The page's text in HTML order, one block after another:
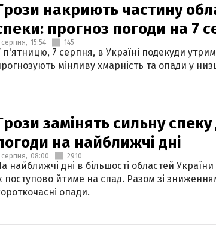
накриють частину
прогноз погоди на 7
серпня, 15:54 145
п'ятницю, 7 серпня, в Україні подекуди
мінливу хмарність та опади у
замінять сильну
на найближчі дні
серпня, 08:00 2910
найближчі дні в більшості областей
поступово йтиме на спад. Разом зі
опади.